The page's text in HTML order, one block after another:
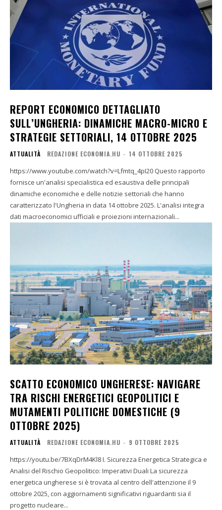
REPORT ECONOMICO DETTAGLIATO
SULL’UNGHERIA: DINAMICHE MACRO-MICRO E
STRATEGIE SETTORIALI, 14 OTTOBRE 2025
ATTUALITÀ REDAZIONE ECONOMIA.HU - 14 OTTOBRE 2025
https://www.youtube.com/watch?v=Lfmtq_4pI20 Questo rapporto
fornisce un'analisi specialistica ed esaustiva delle principali
dinamiche economiche e delle notizie settoriali che hanno
caratterizzato l'Ungheria in data 14 ottobre 2025. L'analisi integra
dati macroeconomici ufficiali e proiezioni internazionali...
SCATTO ECONOMICO UNGHERESE: NAVIGARE
TRA RISCHI ENERGETICI GEOPOLITICI E
MUTAMENTI POLITICHE DOMESTICHE (9
OTTOBRE 2025)
ATTUALITÀ REDAZIONE ECONOMIA.HU - 9 OTTOBRE 2025
https://youtu.be/7BXqDrM4Kl8 I. Sicurezza Energetica Strategica e
Analisi del Rischio Geopolitico: Imperativi Duali La sicurezza
energetica ungherese si è trovata al centro dell'attenzione il 9
ottobre 2025, con aggiornamenti significativi riguardanti sia il
progetto nucleare...